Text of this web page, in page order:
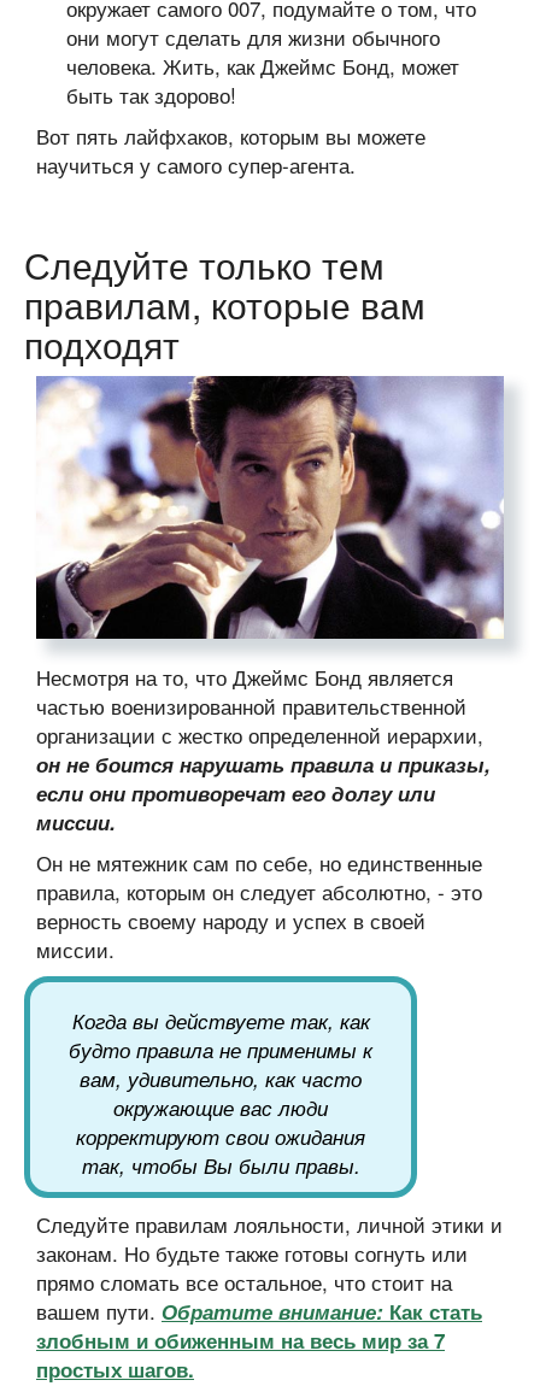
окружает самого 007, подумайте о том, что
они могут сделать для жизни обычного
человека. Жить, как Джеймс Бонд, может
быть так здорово!
Вот пять лайфхаков, которым вы можете
научиться у самого супер-агента.
Следуйте только тем
правилам, которые вам
подходят
Несмотря на то, что Джеймс Бонд является
частью военизированной правительственной
организации с жестко определенной иерархии,
он не боится нарушать правила и приказы,
если они противоречат его долгу или
миссии.
Он не мятежник сам по себе, но единственные
правила, которым он следует абсолютно, - это
верность своему народу и успех в своей
миссии.
Когда вы действуете так, как
будто правила не применимы к
вам, удивительно, как часто
окружающие вас люди
корректируют свои ожидания
так, чтобы Вы были правы.
Следуйте правилам лояльности, личной этики и
законам. Но будьте также готовы согнуть или
прямо сломать все остальное, что стоит на
вашем пути. Обратите внимание: Как стать
злобным и обиженным на весь мир за 7
простых шагов.